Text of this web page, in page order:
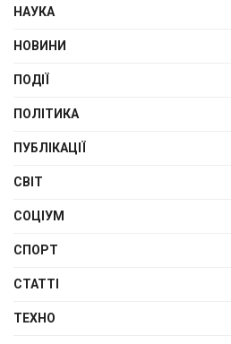
НАУКА
НОВИНИ
ПОДІЇ
ПОЛІТИКА
ПУБЛІКАЦІЇ
СВІТ
СОЦІУМ
СПОРТ
СТАТТІ
ТЕХНО